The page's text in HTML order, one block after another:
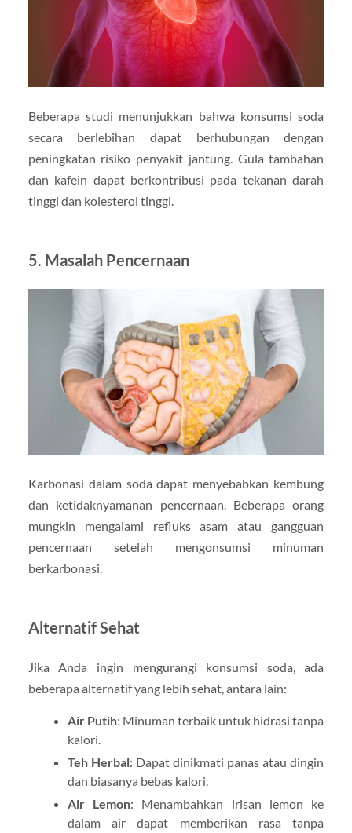
Beberapa studi menunjukkan bahwa konsumsi soda
secara berlebihan dapat berhubungan dengan
peningkatan risiko penyakit jantung. Gula tambahan
dan kafein dapat berkontribusi pada tekanan darah
tinggi dan kolesterol tinggi.
5. Masalah Pencernaan
Karbonasi dalam soda dapat menyebabkan kembung
dan ketidaknyamanan pencernaan. Beberapa orang
mungkin mengalami refluks asam atau gangguan
pencernaan setelah mengonsumsi minuman
berkarbonasi.
Alternatif Sehat
Jika Anda ingin mengurangi konsumsi soda, ada
beberapa alternatif yang lebih sehat, antara lain:
Air Putih: Minuman terbaik untuk hidrasi tanpa
kalori.
Teh Herbal: Dapat dinikmati panas atau dingin
dan biasanya bebas kalori.
Air Lemon: Menambahkan irisan lemon ke
dalam air dapat memberikan rasa tanpa